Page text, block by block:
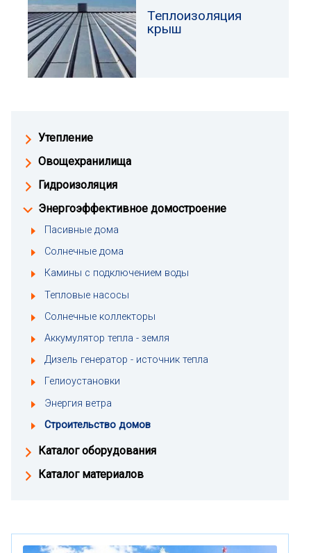
Утепление
Овощехранилища
Гидроизоляция
Энергоэффективное домостроение
Пасивные дома
Солнечные дома
Камины с подключением воды
Тепловые насосы
Солнечные коллекторы
Аккумулятор тепла - земля
Дизель генератор - источник тепла
Гелиоустановки
Энергия ветра
Строительство домов
Каталог оборудования
Каталог материалов
Теплоизоляция
крыш